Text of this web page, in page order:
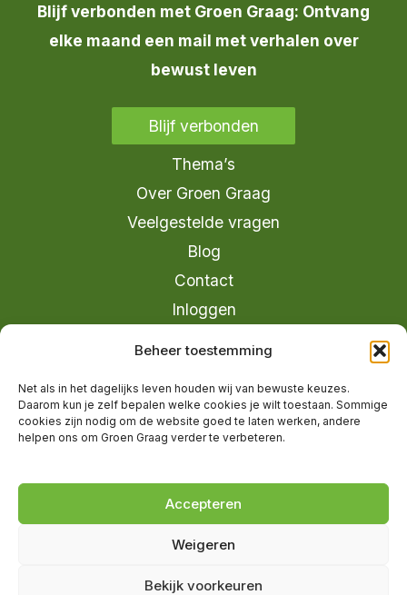
Beheer toestemming
Net als in het dagelijks leven houden wij van bewuste keuzes.
Daarom kun je zelf bepalen welke cookies je wilt toestaan. Sommige
cookies zijn nodig om de website goed te laten werken, andere
helpen ons om Groen Graag verder te verbeteren.
Accepteren
Weigeren
Bekijk voorkeuren
Blijf verbonden met Groen Graag: Ontvang
elke maand een mail met verhalen over
bewust leven
Blijf verbonden
Thema’s
Over Groen Graag
Veelgestelde vragen
Blog
Contact
Inloggen
info@groengraag.nl
Ervaringen van leden op Trustpilot
Marketing
Groen Graag is onderdeel van Moreau
Management B.V.